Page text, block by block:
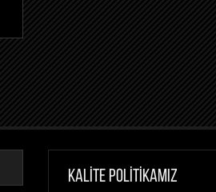
KALİTE POLİTİKAMIZ